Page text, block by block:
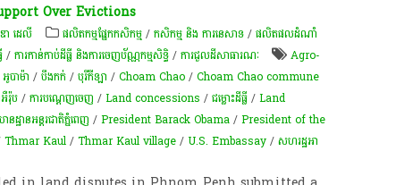
Over Evictions
ា ដេលី ​ផលិតកម្ម​ផ្នែក​កសិកម្ម​/កសិកម្ម​ និង​ ការ​នេ​សាទ​/ផលិតផលដំណាំ
/ការកាន់កាប់​ដីធ្លី និង​ការចេញ​ប័ណ្ណកម្មសិទ្ធិ​/ការជួលដីសាធារណៈ
Agro-
បាម៉ា /បឹងកក់/បុរីកីឡា /Choam Chao/Choam Chao commune
រ៉ុប/ការបណ្តេញចេញ /Land concessions /ជម្លោះ​ដីធ្លី/Land
ដ្ឋានអន្តរជាតិភ្នំពេញ /President Barack Obama/President of the
Thmar Kaul/Thmar Kaul village/U.S. Embassay/សហរដ្ឋអា